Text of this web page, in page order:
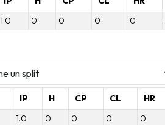
1.0 0 0 0 0
IP H CP CL HR
1.0 0 0 0 0